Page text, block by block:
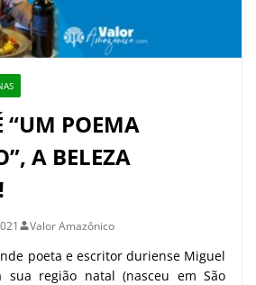
“UM POEMA
A BELEZA
Valor Amazônico
poeta e escritor duriense Miguel
região natal (nasceu em São